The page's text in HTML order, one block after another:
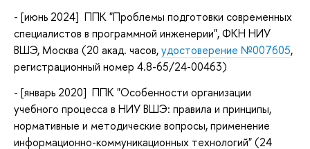
- [июнь 2024] ППК "Проблемы подготовки современных
специалистов в программной инженерии", ФКН НИУ
ВШЭ, Москва (20 акад. часов,удостоверение №007605,
регистрационный номер 4.8-65/24-00463)
- [январь 2020] ППК "Особенности организации
учебного процесса в НИУ ВШЭ: правила и принципы,
нормативные и методические вопросы, применение
информационно-коммуникационных технологий" (24